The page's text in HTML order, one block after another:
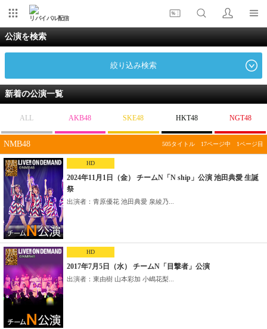
リバイバル配信
公演を検索
絞り込み検索
新着の公演一覧
ALL AKB48 SKE48 HKT48 NGT48
NMB48 505タイトル 17ページ中 1ページ目
HD
2024年11月1日（金） チームN「N ship」公演 池田典愛 生誕
祭
出演者：青原優花 池田典愛 泉綾乃...
HD
2017年7月5日（水） チームN「目撃者」公演
出演者：東由樹 山本彩加 小嶋花梨...